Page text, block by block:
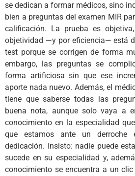
se dedican a formar médicos, sino
bien a preguntas del examen MIR
calificación. La prueba es
objetividad —y por eficiencia— está
test porque se corrigen de forma
embargo, las preguntas se
forma artificiosa sin que ese
aporte nada nuevo. Además, el
tiene que saberse todas las
buena nota, aunque solo vaya a
conocimiento en la especialidad
que estamos ante un derroche
dedicación. Insisto: nadie puede
sucede en su especialidad y,
conocimiento se encuentra a un